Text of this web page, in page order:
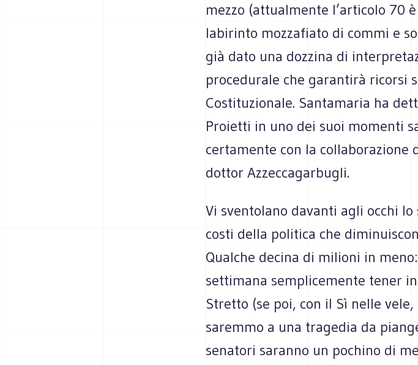
mezzo (attualmente l’articolo 70
labirinto mozzafiato di commi e
già dato una dozzina di
procedurale che garantirà ricorsi
Costituzionale. Santamaria ha
Proietti in uno dei suoi momenti
certamente con la collaborazione
dottor Azzeccagarbugli.
Vi sventolano davanti agli occhi
costi della politica che
Qualche decina di milioni in
settimana semplicemente tener
Stretto (se poi, con il Sì nelle
saremmo a una tragedia da
senatori saranno un pochino di